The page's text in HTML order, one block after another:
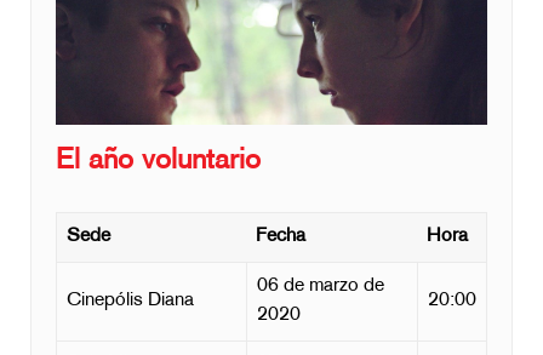
El año voluntario
Sede Fecha Hora
Cinepólis Diana
06 de marzo de
2020
20:00